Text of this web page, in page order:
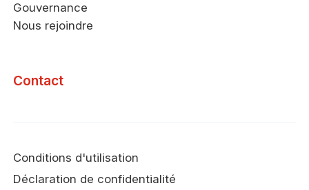
Gouvernance
Nous rejoindre
Contact
Conditions d'utilisation
Déclaration de confidentialité